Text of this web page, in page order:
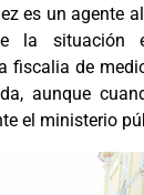
es un agente
la situación
fiscalia de
aunque
el ministerio